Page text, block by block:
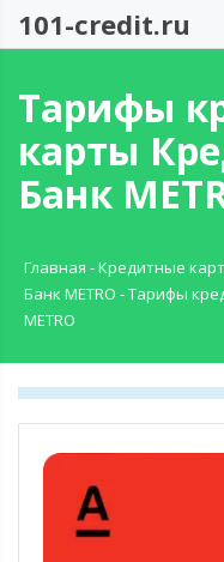
101-credit.ru
Тарифы
карты
Банк
Главная -Кредитные
Банк METRO -Тарифы
METRO